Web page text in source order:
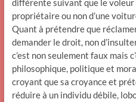
différente suivant que le
propriétaire ou non d’une
Quant à prétendre que
demander le droit, non
c’est non seulement faux mais
philosophique, politique et
croyant que sa croyance et
réduire à un individu débile,